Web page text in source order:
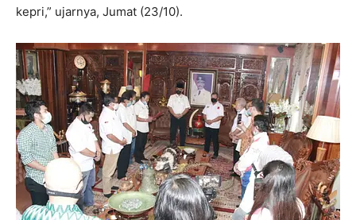
kepri,” ujarnya, Jumat (23/10).